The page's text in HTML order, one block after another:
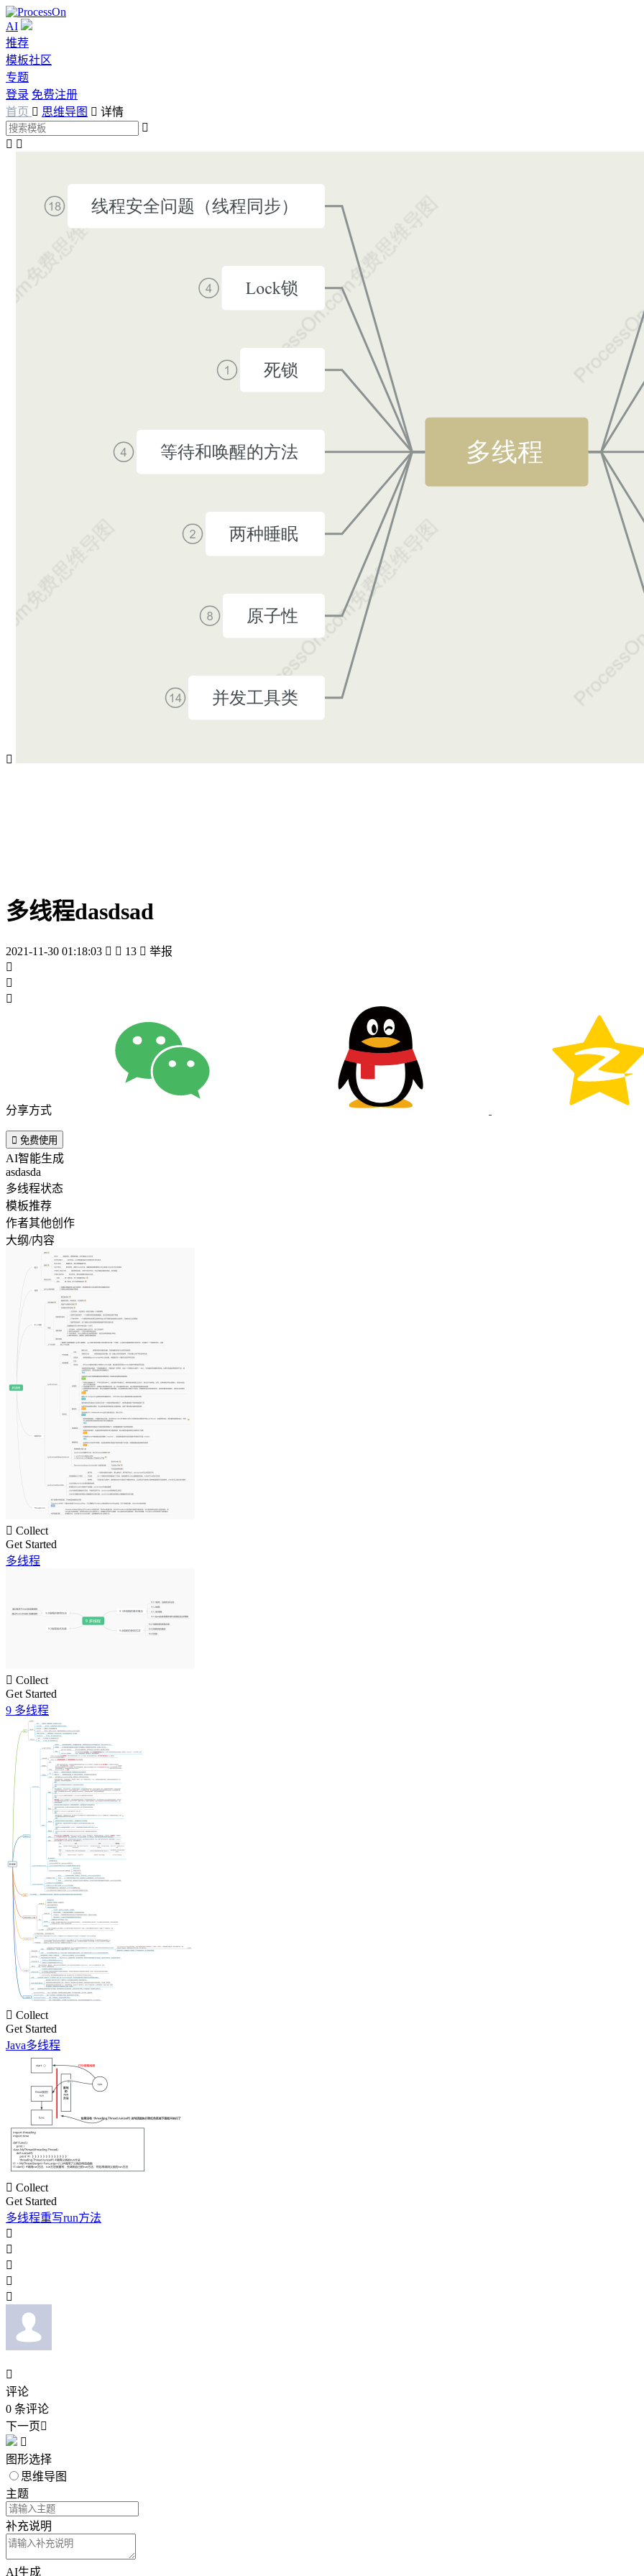
AI
推荐
模板社区
专题
登录 免费注册
首页  思维导图  详情

 

多线程dasdsad
2021-11-30 01:18:03   13  举报



分享方式
 免费使用
AI智能生成
asdasda
多线程状态
模板推荐
作者其他创作
大纲/内容
 Collect
Get Started
多线程
 Collect
Get Started
9 多线程
 Collect
Get Started
Java多线程
 Collect
Get Started
多线程重写run方法






评论
0 条评论
下一页

图形选择
思维导图
主题
补充说明
AI生成